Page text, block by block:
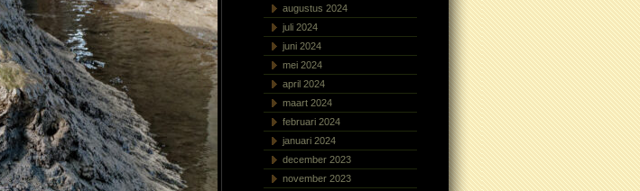
augustus 2024
juli 2024
juni 2024
mei 2024
april 2024
maart 2024
februari 2024
januari 2024
december 2023
november 2023